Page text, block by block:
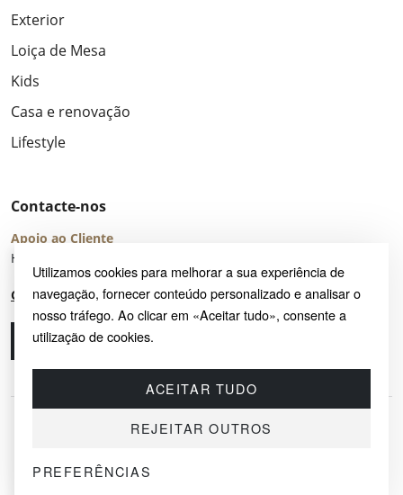
Utilizamos cookies para melhorar a sua experiência de
navegação, fornecer conteúdo personalizado e analisar o
nosso tráfego. Ao clicar em «Aceitar tudo», consente a
utilização de cookies.
ACEITAR TUDO
REJEITAR OUTROS
PREFERÊNCIAS
Exterior
Loiça de Mesa
Kids
Casa e renovação
Lifestyle
Contacte-nos
Apoio ao Cliente
Horário de Atendimento: seg – sex 8:00 – 16:00 (UTC+2)
Centro de Ajuda
Ligue-nos
© 2026 SAYRUG OÜ · KESKLINNA LINNAOSA, AHTRI TN 12, 10151, TALLINN,